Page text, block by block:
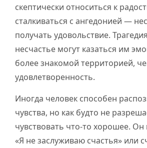
скептически относиться к
сталкиваться с ангедонией —
получать удовольствие.
несчастье могут казаться им
более знакомой территорией,
удовлетворенность.
Иногда человек способен
чувства, но как будто не
чувствовать что-то хорошее.
«Я не заслуживаю счастья» или